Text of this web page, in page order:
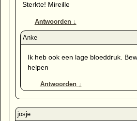
Sterkte! Mireille
Antwoorden ↓
Ik heb ook een lage bloeddruk.
helpen
Antwoorden ↓